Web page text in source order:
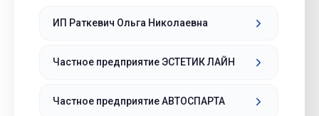
ИП Раткевич Ольга Николаевна
Частное предприятие ЭСТЕТИК ЛАЙН
Частное предприятие АВТОСПАРТА